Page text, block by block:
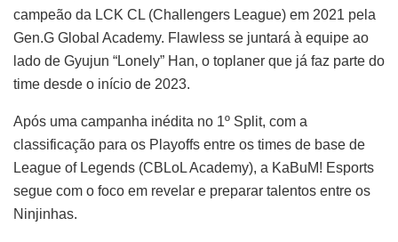
campeão da LCK CL (Challengers League) em 2021 pela
Gen.G Global Academy. Flawless se juntará à equipe ao
lado de Gyujun “Lonely” Han, o toplaner que já faz parte do
time desde o início de 2023.
Após uma campanha inédita no 1º Split, com a
classificação para os Playoffs entre os times de base de
League of Legends (CBLoL Academy), a KaBuM! Esports
segue com o foco em revelar e preparar talentos entre os
Ninjinhas.